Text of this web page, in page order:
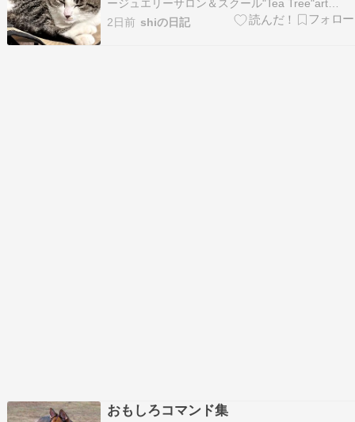
ージュエリーサロン＆スクール"Tea Tree"art
painterの和田志津子です。 今朝も震度４の地震
がありました。”あら”って思って暫くじーっとし
2日前 shiの日記
おもしろコマンド集